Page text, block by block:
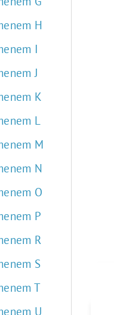
H
I
J
K
L
M
N
O
P
R
S
T
U